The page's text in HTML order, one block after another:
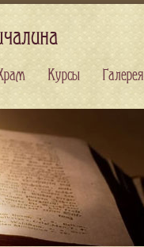
Курсы Галерея